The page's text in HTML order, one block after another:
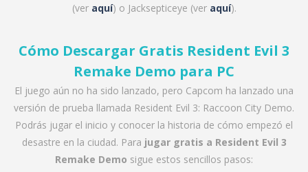
(ver aquí) o Jacksepticeye (ver aquí).
Cómo Descargar Gratis Resident Evil 3
Remake Demo para PC
El juego aún no ha sido lanzado, pero Capcom ha lanzado una
versión de prueba llamada Resident Evil 3: Raccoon City Demo.
Podrás jugar el inicio y conocer la historia de cómo empezó el
desastre en la ciudad. Para jugar gratis a Resident Evil 3
Remake Demo sigue estos sencillos pasos: